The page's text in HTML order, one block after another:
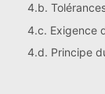
4.b.
4.c. Exigence
4.d. Principe